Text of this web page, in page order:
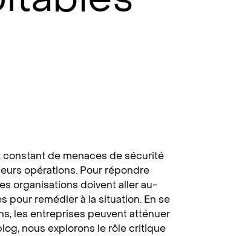
constant de menaces de sécurité
opérations. Pour répondre
organisations doivent aller au-
pour remédier à la situation. En se
les entreprises peuvent atténuer
nous explorons le rôle critique